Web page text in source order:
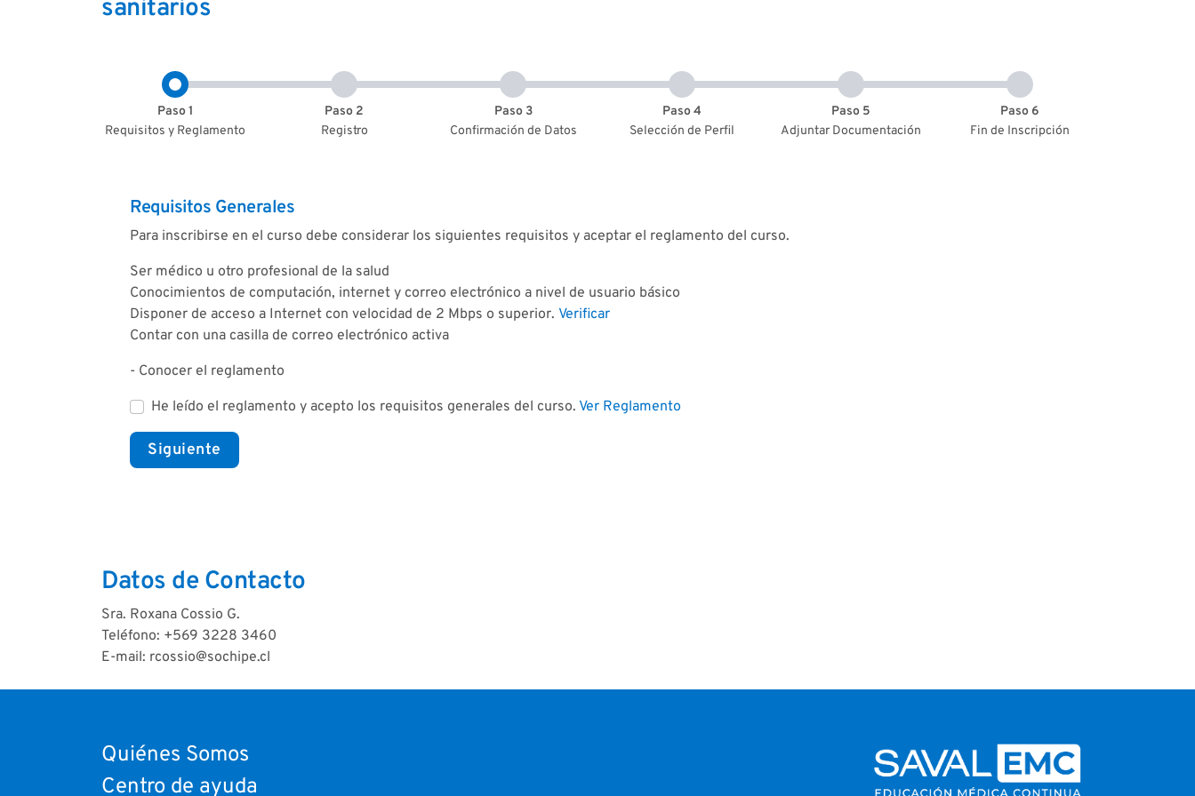
sanitarios
Paso 1
Requisitos y Reglamento
Paso 2
Registro
Paso 3
Confirmación de Datos
Paso 4
Selección de Perfil
Paso 5
Adjuntar Documentación
Paso 6
Fin de Inscripción
Requisitos Generales
Para inscribirse en el curso debe considerar los siguientes requisitos y aceptar el reglamento del curso.
Ser médico u otro profesional de la salud
Conocimientos de computación, internet y correo electrónico a nivel de usuario básico
Disponer de acceso a Internet con velocidad de 2 Mbps o superior. Verificar
Contar con una casilla de correo electrónico activa
- Conocer el reglamento
He leído el reglamento y acepto los requisitos generales del curso. Ver Reglamento
Datos de Contacto
Sra. Roxana Cossio G.
Teléfono: +569 3228 3460
E-mail: rcossio@sochipe.cl
Quiénes Somos
Centro de ayuda